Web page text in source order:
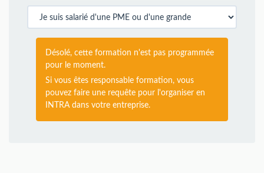
Désolé, cette formation n'est pas programmée
pour le moment.
Si vous êtes responsable formation, vous
pouvez faire une requête pour l'organiser en
INTRA dans votre entreprise.